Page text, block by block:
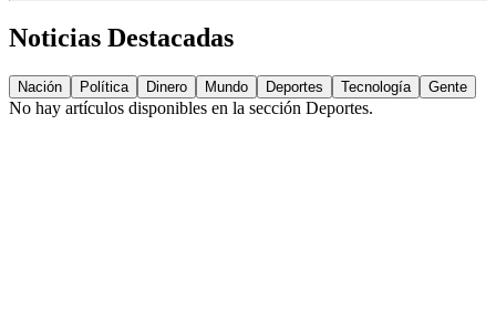
Noticias Destacadas
Nación Política Dinero Mundo Deportes Tecnología Gente
No hay artículos disponibles en la sección Deportes.